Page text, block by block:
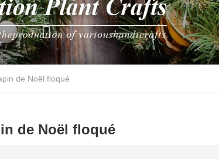
de Noël floqué
de Noël floqué